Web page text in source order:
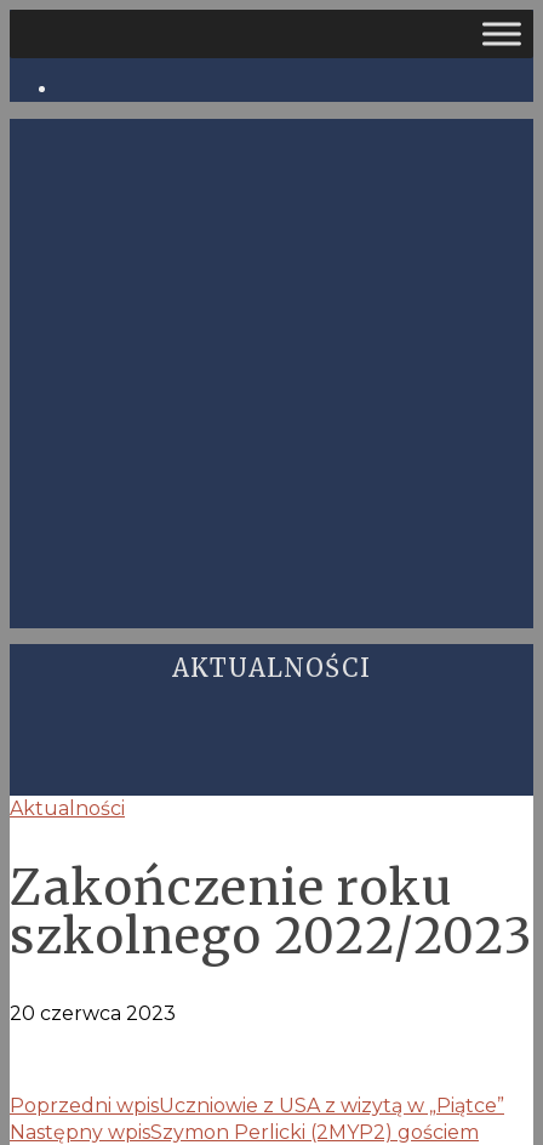
AKTUALNOŚCI
Aktualności
Zakończenie roku
szkolnego 2022/2023
20 czerwca 2023
Poprzedni wpisUczniowie z USA z wizytą w „Piątce”
Następny wpisSzymon Perlicki (2MYP2) gościem